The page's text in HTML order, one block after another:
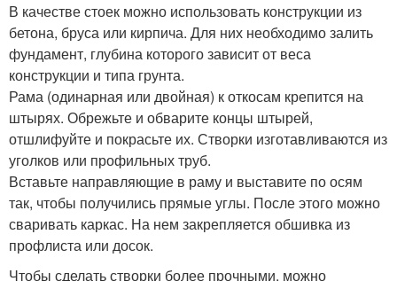
В качестве стоек можно использовать конструкции из
бетона, бруса или кирпича. Для них необходимо залить
фундамент, глубина которого зависит от веса
конструкции и типа грунта.
Рама (одинарная или двойная) к откосам крепится на
штырях. Обрежьте и обварите концы штырей,
отшлифуйте и покрасьте их. Створки изготавливаются из
уголков или профильных труб.
Вставьте направляющие в раму и выставите по осям
так, чтобы получились прямые углы. После этого можно
сваривать каркас. На нем закрепляется обшивка из
профлиста или досок.
Чтобы сделать створки более прочными, можно